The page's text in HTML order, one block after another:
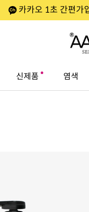
카카오 1초 간편가
신제품 염색